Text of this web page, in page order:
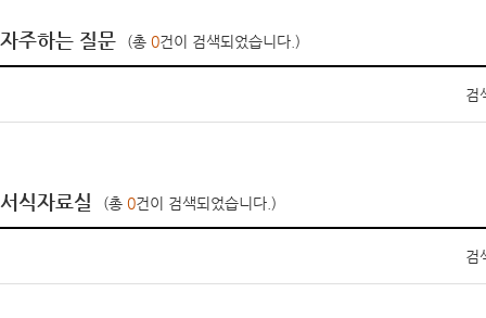
자주하는 질문 (총 0건이 검색되었습니다.)
검
서식자료실 (총 0건이 검색되었습니다.)
검